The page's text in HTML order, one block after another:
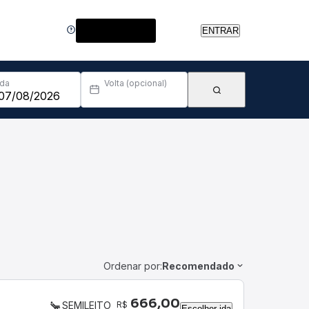
ENTRAR
Volta (opcional)
Ordenar por:Recomendado
SEMILEITO R$ 666,00